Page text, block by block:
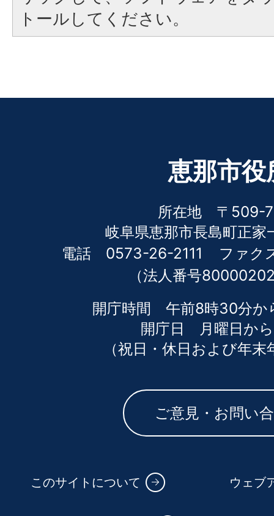
トールしてください。
恵那市役
所在地 〒509-
岐阜県恵那市長島町正家
電話 0573-26-2111
ファ
（法人番号
開庁時間 午前8時30分か
開庁日 月曜日か
（祝日・休日および年
ご意見・お問い
このサイトについて ウェブ